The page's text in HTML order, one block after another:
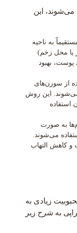
این
به ناحیه
یا محل زخم)
بهبود
از سوزن‌های
می‌شوند. این روش
استفاده
به صورت
می‌شوند.
و کاهش التهاب
زیادی به
به شرح زیر